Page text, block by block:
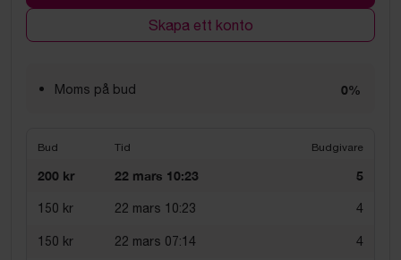
Skapa ett konto
Moms på bud 0%
Bud Tid Budgivare
200 kr 22 mars 10:23 5
150 kr 22 mars 10:23 4
150 kr 22 mars 07:14 4